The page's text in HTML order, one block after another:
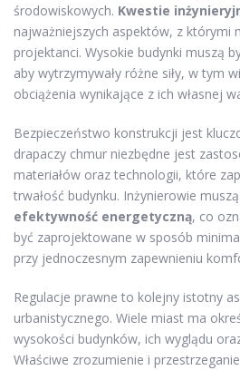
środowiskowych. Kwestie
najważniejszych aspektów, z którymi
projektanci. Wysokie budynki muszą
aby wytrzymywały różne siły, w tym
obciążenia wynikające z ich własnej
Bezpieczeństwo konstrukcji jest
drapaczy chmur niezbędne jest
materiałów oraz technologii, które
trwałość budynku. Inżynierowie
efektywność energetyczną, co
być zaprojektowane w sposób
przy jednoczesnym zapewnieniu
Regulacje prawne to kolejny istotny
urbanistycznego. Wiele miast ma
wysokości budynków, ich wyglądu
Właściwe zrozumienie i